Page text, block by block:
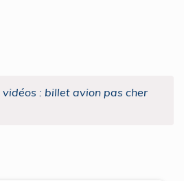
vidéos : billet avion pas cher